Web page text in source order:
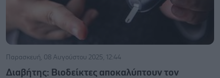
Παρασκευή, 08 Αυγούστου 2025, 12:44
Διαβήτης: Βιοδείκτες αποκαλύπτουν τον